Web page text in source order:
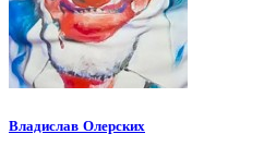
Владислав Олерских